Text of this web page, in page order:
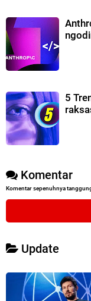
5
Komentar
Komentar sepenuhnya
Update